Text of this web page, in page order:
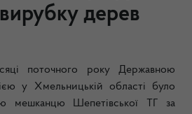
дерев
поточного року Державною
у Хмельницькій області було
мешканцю Шепетівської ТГ за